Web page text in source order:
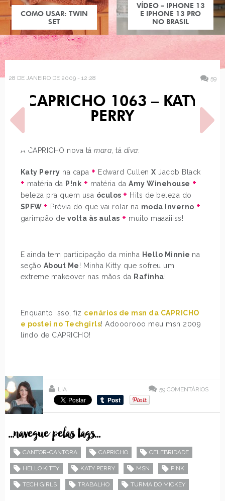
COMO USAR: TWIN
SET
VÍDEO – IPHONE 13
E IPHONE 13 PRO
NO BRASIL
28 DE JANEIRO DE 2009 - 12:28 59
CAPRICHO 1063 – KATY
PERRY
A CAPRICHO nova támara , tá diva:
Katy Perry na capa + Edward CullenX Jacob Black
+ matéria da P!nk + matéria daAmy Winehouse +
beleza pra quem usa óculos + Hits de beleza do
SPFW + Prévia do que vai rolar na moda Inverno +
garimpão de volta às aulas + muito maaaiiiss!
E ainda tem participação da minha Hello Minnie na
seção About Me! Minha Kitty que sofreu um
extreme makeover nas mãos da Rafinha!
Enquanto isso, fiz cenários de msn da CAPRICHO
e postei no Techgirls! Adooorooo meu msn 2009
lindo de CAPRICHO!
LIA 59 COMENTÁRIOS
...navegue pelas tags...
CANTOR-CANTORA CAPRICHO CELEBRIDADE
HELLO KITTY KATY PERRY MSN P!NK
TECH GIRLS TRABALHO TURMA DO MICKEY
POST ANTERIOR
O QUE TEM NA SUA
PRÓXIMO POST
ESTILO TAYLOR SWIFT